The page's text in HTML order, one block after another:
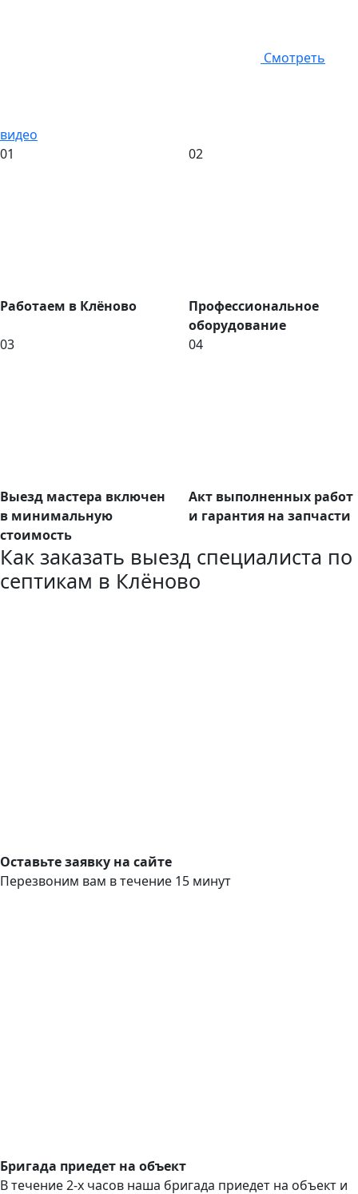
Смотреть
видео
01
Работаем в Клёново
02
Профессиональное
оборудование
03
Выезд мастера включен
в минимальную
стоимость
04
Акт выполненных работ
и гарантия на запчасти
Как заказать выезд специалиста по
септикам в Клёново
Оставьте заявку на сайте
Перезвоним вам в течение 15 минут
Бригада приедет на объект
В течение 2-х часов наша бригада приедет на объект и